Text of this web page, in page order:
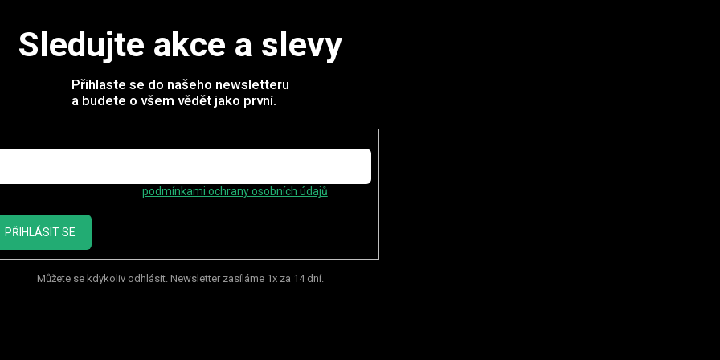
Sledujte akce a slevy
Přihlaste se do našeho newsletteru
a budete o všem vědět jako první.
podmínkami ochrany osobních údajů
PŘIHLÁSIT SE
Můžete se kdykoliv odhlásit. Newsletter zasíláme 1x za 14 dní.